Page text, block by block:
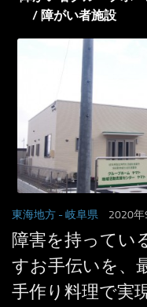
/ 障がい者施設
東海地方 - 岐阜県 2020年
障害を持ってい
すお手伝いを、
手作り料理で実